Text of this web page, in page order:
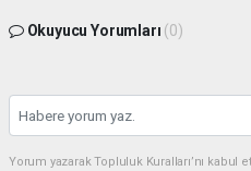
Okuyucu Yorumları (0)
Yorum yazarak Topluluk Kuralları’nı